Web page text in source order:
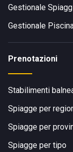
Gestionale
Gestionale
Prenotazioni
Stabilimenti
Spiagge per
Spiagge per
Spiagge per tipo